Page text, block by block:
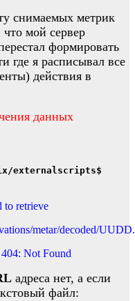
снимаемых метрик
что мой сервер
формировать
где я расписывал все
действия в
данных
externalscripts$
to retrieve
metar/decoded/
Not Found
адреса нет, а если
файл: